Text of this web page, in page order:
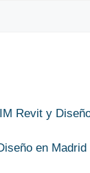
Revit y
en Madrid